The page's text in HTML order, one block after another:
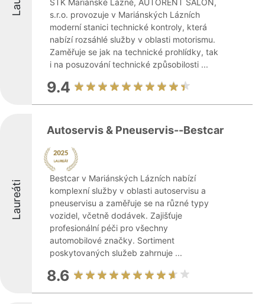
STK Mariánské Lázně, AUTORENT SALON,
s.r.o. provozuje v Mariánských Lázních
moderní stanici technické kontroly, která
nabízí rozsáhlé služby v oblasti motorismu.
Zaměřuje se jak na technické prohlídky, tak
i na posuzování technické způsobilosti ...
9.4
Laureáti
Autoservis & Pneuservis--Bestcar
Bestcar v Mariánských Lázních nabízí
komplexní služby v oblasti autoservisu a
pneuservisu a zaměřuje se na různé typy
vozidel, včetně dodávek. Zajišťuje
profesionální péči pro všechny
automobilové značky. Sortiment
poskytovaných služeb zahrnuje ...
8.6